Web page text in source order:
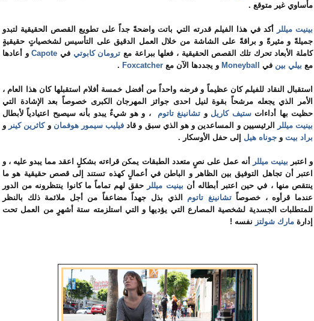
مأساوي غير متوقع .
بينيت ميللر
أكد في هذا الفيلم قدرته التي باتت واضحةً جداً على تطويع القصص الحقيقية لتبدو
جميلةً و مثيرةً و براقةً على الشاشة من خلال العمل الدقيق على التأسيس لشخصياتٍ حقيقيةٍ
كاملة الأبعاد تحرك تلك القصص الحقيقية ، فعلها ببراعة مع ترومان كابوتي في Capoteو أعادها
مع بيلي بين في Moneyball و يجددها الآن مع Foxcatcher
.
استقبال النقاد للفيلم كان عظيماً و فرضه واحداً من أفضل خمسة أفلام استقبلها كان هذا العام ،
الأمر الذي يجعله مرشحاً بقوة لنيل احدى جوائز المهرجان الكبرى خصوصاً بعد الإشادة التي
حظيت بها أداءاتستيف كاريل و تشانينغ تاتوم ، و هو شيءٌ يبدو بأنه سيصبح اعتيادياً لأبطال
بينيت ميللر
الرئيسيين و المساعدين و هو الذي سبق و قاد فيليب سيمور هوفمان وكاثرين كينر و
براد بيت و جوناه هيل إلى حفل الأوسكار .
و اعتبر بينيت ميللر
أنه عمل على نصٍ متعدد الطبقات يمكن قراءته بشكلٍ اعقد مما يبدو عليه ، و
اعتبر أن تجاهل التوفيق بين الظاهر و الباطن في أعمالٍ كهذه تستند إلى قصص حقيقية هو ما
ينتقص منها ، في حين اعتبر أبطاله أن بينيت ميللر حقق لهم تماماً ما كانوا ينتظرونه من الدور
عندما قرأوه ، خصوصاًتشانينغ تاتوم الذي بذل جهداً مضاعفاً من أجل ملائمة ذلك بالنظر
للمتطلبات الجسدية لشخصية المصارع التي يؤديها و التي استلزمته ستة أشهرٍ من العمل تحت
إدارة مارك شولتز نفسه !